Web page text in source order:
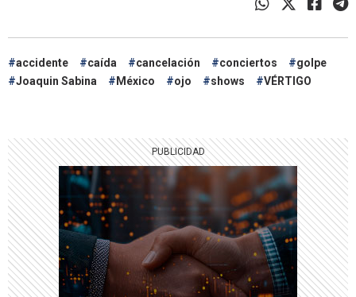
accidente caída cancelación conciertos
golpe
Joaquin Sabina
México ojo shows VÉRTIGO